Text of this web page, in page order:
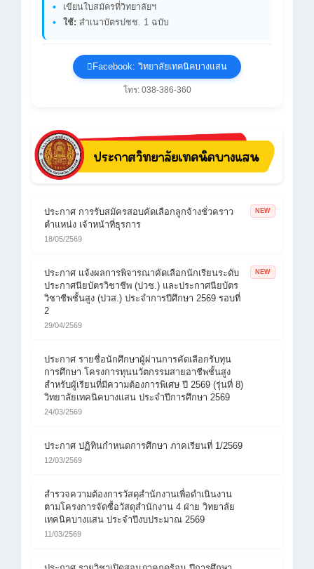
เขียนใบสมัครที่วิทยาลัยฯ
ใช้: สำเนาบัตรปชช. 1 ฉบับ
Facebook: วิทยาลัยเทคนิคบางแสน
โทร: 038-386-360
ประกาศ การรับสมัครสอบคัดเลือกลูกจ้างชั่วคราว
ตำแหน่ง เจ้าหน้าที่ธุรการ
18/05/2569
NEW
ประกาศ แจ้งผลการพิจารณาคัดเลือกนักเรียนระดับ
ประกาศนียบัตรวิชาชีพ (ปวช.) และประกาศนียบัตร
วิชาชีพชั้นสูง (ปวส.) ประจำการปีศึกษา 2569 รอบที่
2
29/04/2569
NEW
ประกาศ รายชื่อนักศึกษาผู้ผ่านการคัดเลือกรับทุน
การศึกษา โครงการทุนนวัตกรรมสายอาชีพชั้นสูง
สำหรับผู้เรียนที่มีความต้องการพิเศษ ปี 2569 (รุ่นที่ 8)
วิทยาลัยเทคนิคบางแสน ประจำปีการศึกษา 2569
24/03/2569
ประกาศ ปฏิทินกำหนดการศึกษา ภาคเรียนที่ 1/2569
12/03/2569
สำรวจความต้องการวัสดุสำนักงานเพื่อดำเนินงาน
ตามโครงการจัดซื้อวัสดุสำนักงาน 4 ฝ่าย วิทยาลัย
เทคนิคบางแสน ประจำปีงบประมาณ 2569
11/03/2569